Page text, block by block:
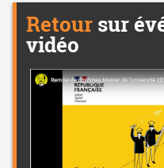
Retour sur
vidéo